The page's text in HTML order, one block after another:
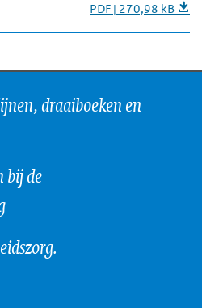
PDF | 270,98 kB
draaiboeken en
bij de